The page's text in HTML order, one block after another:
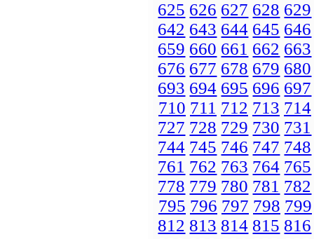
625 626 627 628 629
642 643 644 645 646
659 660 661 662 663
676 677 678 679 680
693 694 695 696 697
710 711 712 713 714
727 728 729 730 731
744 745 746 747 748
761 762 763 764 765
778 779 780 781 782
795 796 797 798 799
812 813 814 815 816